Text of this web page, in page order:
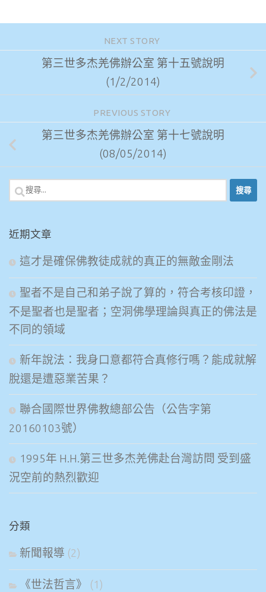
NEXT STORY
第三世多杰羌佛辦公室 第十五號說明
(1/2/2014)
PREVIOUS STORY
第三世多杰羌佛辦公室 第十七號說明
(08/05/2014)
搜
尋
鍵
字:
近期文章
這才是確保佛教徒成就的真正的無敵金剛法
聖者不是自己和弟子說了算的，符合考核印證，
不是聖者也是聖者；空洞佛學理論與真正的佛法是
不同的領域
新年說法：我身口意都符合真修行嗎？能成就解
脫還是遭惡業苦果？
聯合國際世界佛教總部公告（公告字第
20160103號）
1995年 H.H.第三世多杰羌佛赴台灣訪問 受到盛
況空前的熱烈歡迎
分類
新聞報導 (2)
《世法哲言》 (1)